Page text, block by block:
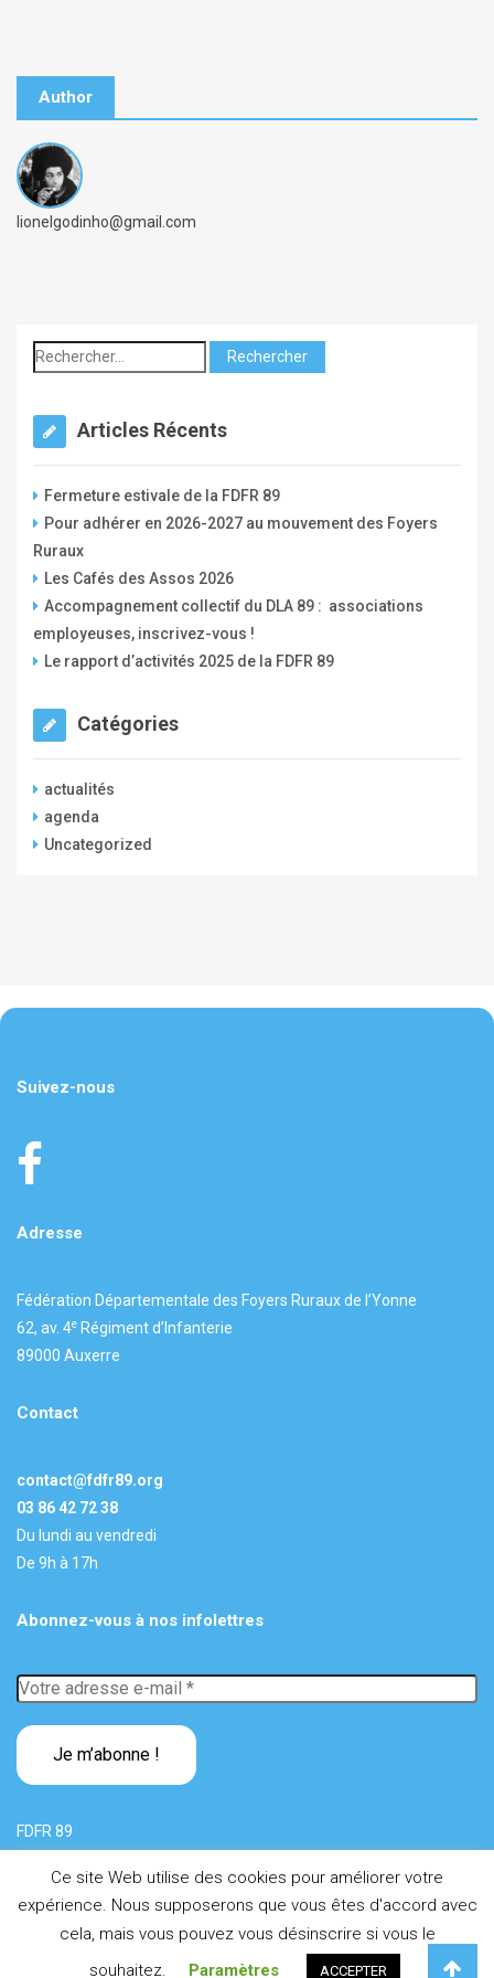
Author
B
lionelgodinho@gmail.com
Articles Récents
Fermeture estivale de la FDFR 89
Pour adhérer en 2026-2027 au mouvement des Foyers
Ruraux
Les Cafés des Assos 2026
Accompagnement collectif du DLA 89 : associations
employeuses, inscrivez-vous !
Le rapport d’activités 2025 de la FDFR 89
Catégories
actualités
agenda
Uncategorized
Suivez-nous
Adresse
Fédération Départementale des Foyers Ruraux de l’Yonne
62, av. 4e Régiment d’Infanterie
89000 Auxerre
Contact
contact@fdfr89.org
03 86 42 72 38
Du lundi au vendredi
De 9h à 17h
Abonnez-vous à nos infolettres
Votre
adresse
e-
*
FDFR 89
2026FDFR 89 - 62, av. du 4 eRégiment d'Infanterie - 89000
Auxerre
Mentions légales
Ce site Web utilise des cookies pour améliorer votre
expérience. Nous supposerons que vous êtes d'accord avec
cela, mais vous pouvez vous désinscrire si vous le
souhaitez.
Paramètres ACCEPTER